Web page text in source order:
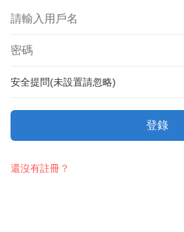
安全提問(未設置請忽略)
登錄
還沒有註冊？